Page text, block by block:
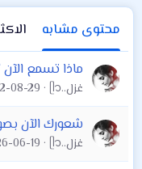
محتوى مشابه
ماذا تسمع الآن
غزل..ᥫ᭡ 08-29
شعورك الآن
غزل..ᥫ᭡ 06-19